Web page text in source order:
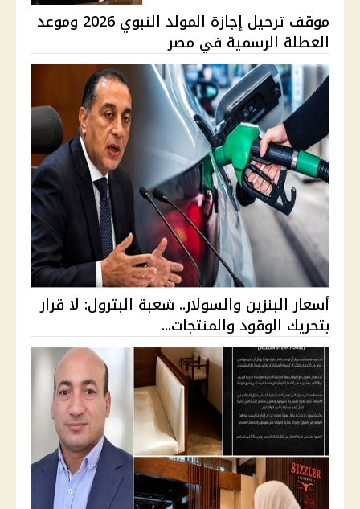
موقف ترحيل إجازة المولد النبوي 2026 وموعد
العطلة الرسمية في مصر
أسعار البنزين والسولار.. شعبة البترول: لا قرار
بتحريك الوقود والمنتجات...